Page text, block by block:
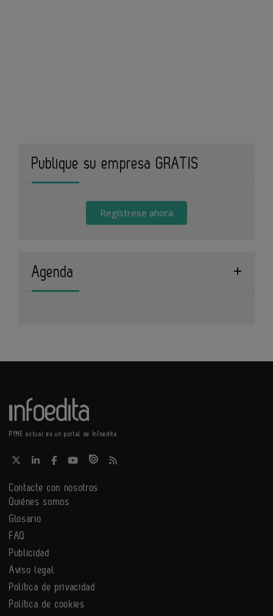
Publique su empresa GRATIS
Regístrese ahora
Agenda
PYME actual es un portal de Infoedita
Contacte con nosotros
Quiénes somos
Glosario
FAQ
Publicidad
Aviso legal
Política de privacidad
Política de cookies